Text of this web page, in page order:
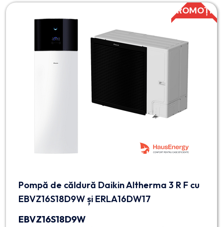
PROMOȚIE
Pompă de căldură Daikin Altherma 3 R F cu
EBVZ16S18D9W și ERLA16DW17
EBVZ16S18D9W